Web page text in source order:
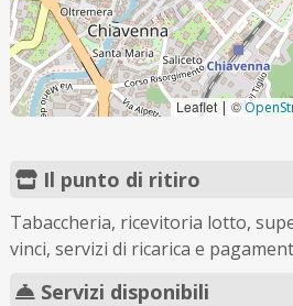
Leaflet | ©
Il punto di ritiro
Tabaccheria, ricevitoria lotto,
vinci, servizi di ricarica e
Servizi disponibili